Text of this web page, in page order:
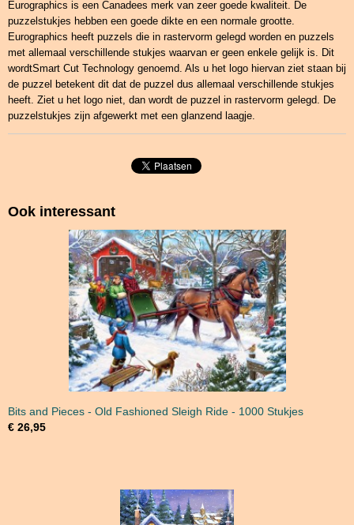
Eurographics is een Canadees merk van zeer goede kwaliteit. De
puzzelstukjes hebben een goede dikte en een normale grootte.
Eurographics heeft puzzels die in rastervorm gelegd worden en puzzels
met allemaal verschillende stukjes waarvan er geen enkele gelijk is. Dit
wordtSmart Cut Technology genoemd. Als u het logo hiervan ziet staan bij
de puzzel betekent dit dat de puzzel dus allemaal verschillende stukjes
heeft. Ziet u het logo niet, dan wordt de puzzel in rastervorm gelegd. De
puzzelstukjes zijn afgewerkt met een glanzend laagje.
Ook interessant
Bits and Pieces - Old Fashioned Sleigh Ride - 1000 Stukjes
€ 26,95